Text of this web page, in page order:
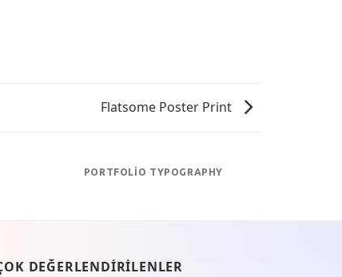
Flatsome Poster Print
PORTFOLIO TYPOGRAPHY
DEĞERLENDIRILENLER